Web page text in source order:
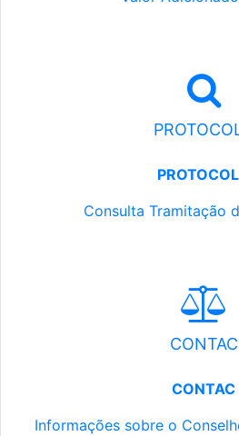
Consulta Tramitação
CONTAC
CONTAC
Informações sobre o